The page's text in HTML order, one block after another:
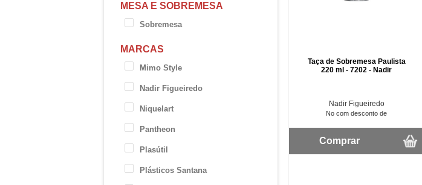
MESA E SOBREMESA
Sobremesa
MARCAS
Mimo Style
Nadir Figueiredo
Niquelart
Pantheon
Plasútil
Plásticos Santana
Taça de Sobremesa Paulista
220 ml - 7202 - Nadir
Nadir Figueiredo
No com desconto de
Comprar